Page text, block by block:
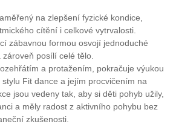
na zlepšení fyzické kondice,
cítění i celkové vytrvalosti.
zábavnou formou osvojí jednoduché
posílí celé tělo.
a protažením, pokračuje výukou
Fit dance a jejím procvičením na
jsou vedeny tak, aby si děti pohyb užily,
a měly radost z aktivního pohybu bez
zkušenosti.